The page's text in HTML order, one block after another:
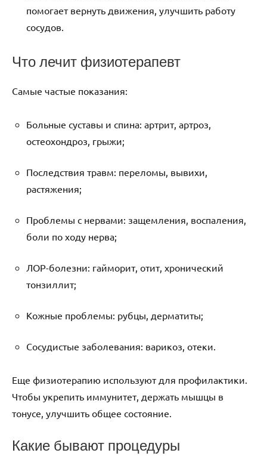
помогает вернуть движения, улучшить работу
сосудов.
Что лечит физиотерапевт
Самые частые показания:
Больные суставы и спина: артрит, артроз,
остеохондроз, грыжи;
Последствия травм: переломы, вывихи,
растяжения;
Проблемы с нервами: защемления, воспаления,
боли по ходу нерва;
ЛОР-болезни: гайморит, отит, хронический
тонзиллит;
Кожные проблемы: рубцы, дерматиты;
Сосудистые заболевания: варикоз, отеки.
Еще физиотерапию используют для профилактики.
Чтобы укрепить иммунитет, держать мышцы в
тонусе, улучшить общее состояние.
Какие бывают процедуры